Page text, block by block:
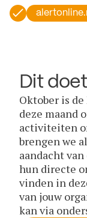
Dit
Oktober is
deze maand
activiteiten
brengen we
aandacht
hun directe
vinden in
van jouw
kan via